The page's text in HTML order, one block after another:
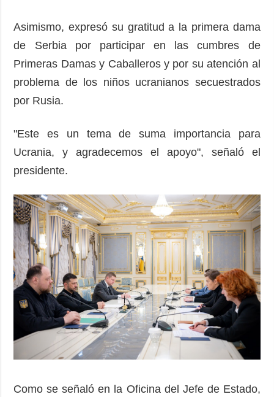
Asimismo, expresó su gratitud a la primera dama
de Serbia por participar en las cumbres de
Primeras Damas y Caballeros y por su atención al
problema de los niños ucranianos secuestrados
por Rusia.
"Este es un tema de suma importancia para
Ucrania, y agradecemos el apoyo", señaló el
presidente.
Como se señaló en la Oficina del Jefe de Estado,